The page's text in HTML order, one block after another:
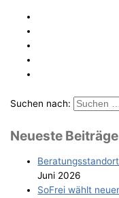
Suchen nach:
Neu­es­te Beiträge
Juni 2026
SoFrei wählt